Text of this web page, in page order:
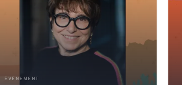
ÉVÈNEMENT